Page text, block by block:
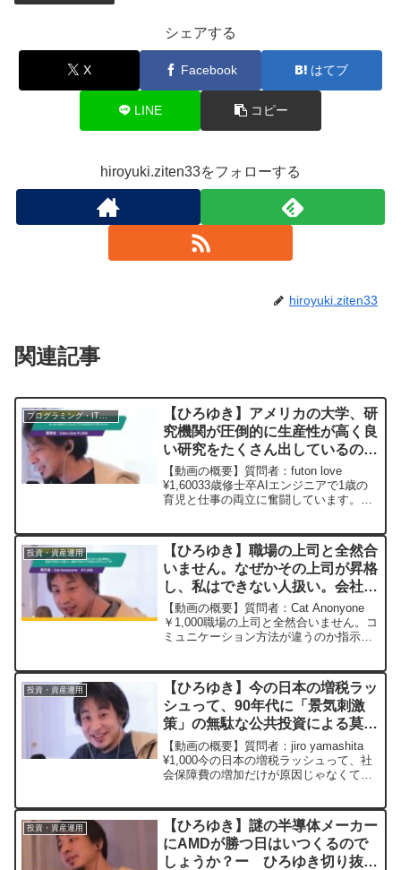
シェアする
X Facebook はてブ
LINE コピー
hiroyuki.ziten33をフォローする
hiroyuki.ziten33
関連記事
プログラミング・IT業界
【ひろゆき】アメリカの大学、研
究機関が圧倒的に生産性が高く良
い研究をたくさん出しているのは
なぜだと思いますか? ー ひろゆ
き切り抜き 20241117
【動画の概要】質問者：futon love
¥1,60033歳修士卒AIエンジニアで1歳の
育児と仕事の両立に奮闘しています。昔
ん。アメリカの大学、研究機関が圧倒的
に生産性...
投資・資産運用
【ひろゆき】職場の上司と全然合
いません。なぜかその上司が昇格
し、私はできない人扱い。会社で
はそうではないのでしょうか。
ー ひろゆき切り抜き
20240108
【動画の概要】質問者：Cat Anonyone
￥1,000職場の上司と全然合いません。コ
ミュニケーション方法が違うのか指示や
認しづらい空気になります。なぜかその
上司が...
投資・資産運用
【ひろゆき】今の日本の増税ラッ
シュって、90年代に「景気刺激
策」の無駄な公共投資による莫大
な借金の影響も大きいですよね?
ー ひろゆき切り抜き
20250205
【動画の概要】質問者：jiro yamashita
¥1,000今の日本の増税ラッシュって、社
会保障費の増加だけが原因じゃなくて、
も大きいですよね? もしそうだとする...
投資・資産運用
【ひろゆき】謎の半導体メーカー
にAMDが勝つ日はいつくるので
しょうか？ー ひろゆき切り抜